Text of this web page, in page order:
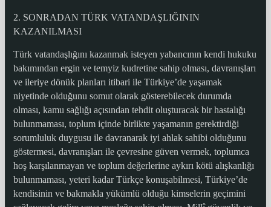
2. SONRADAN TÜRK VATANDAŞLIĞININ
KAZANILMASI
Türk vatandaşlığını kazanmak isteyen yabancının kendi hukuku
bakımından ergin ve temyiz kudretine sahip olması, davranışları
ve ileriye dönük planları itibari ile Türkiye’de yaşamak
niyetinde olduğunu somut olarak gösterebilecek durumda
olması, kamu sağlığı açısından tehdit oluşturacak bir hastalığı
bulunmaması, toplum içinde birlikte yaşamanın gerektirdiği
sorumluluk duygusu ile davranarak iyi ahlak sahibi olduğunu
göstermesi, davranışları ile çevresine güven vermek, toplumca
hoş karşılanmayan ve toplum değerlerine aykırı kötü alışkanlığı
bulunmaması, yeteri kadar Türkçe konuşabilmesi, Türkiye’de
kendisinin ve bakmakla yükümlü olduğu kimselerin geçimini